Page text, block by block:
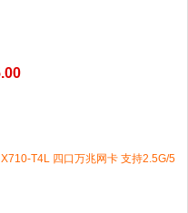
X710-T4L 四口万兆网卡 支持2.5G/5